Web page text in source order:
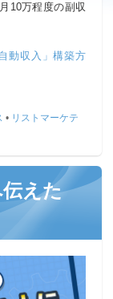
10万程度の副収
動収入」構築方
• リストマーケテ
えた